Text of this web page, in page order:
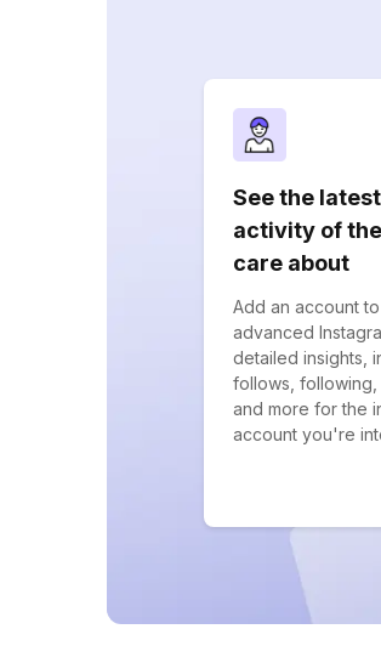
See the
activity of
care about
Add an account
advanced
detailed insights,
follows, following,
and more for the
account you're